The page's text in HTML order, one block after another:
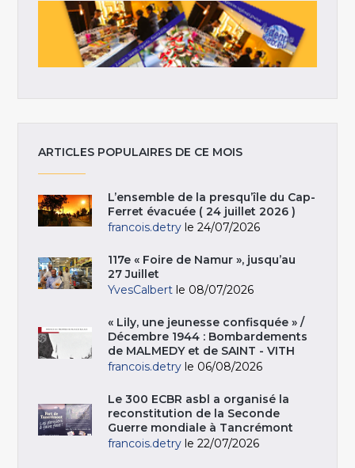
ARTICLES POPULAIRES DE CE MOIS
L’ensemble de la presqu’île du Cap-
Ferret évacuée ( 24 juillet 2026 )
francois.detry le 24/07/2026
117e « Foire de Namur », jusqu’au
27 Juillet
YvesCalbert le 08/07/2026
« Lily, une jeunesse confisquée » /
Décembre 1944 : Bombardements
de MALMEDY et de SAINT - VITH
francois.detry le 06/08/2026
Le 300 ECBR asbl a organisé la
reconstitution de la Seconde
Guerre mondiale à Tancrémont
francois.detry le 22/07/2026